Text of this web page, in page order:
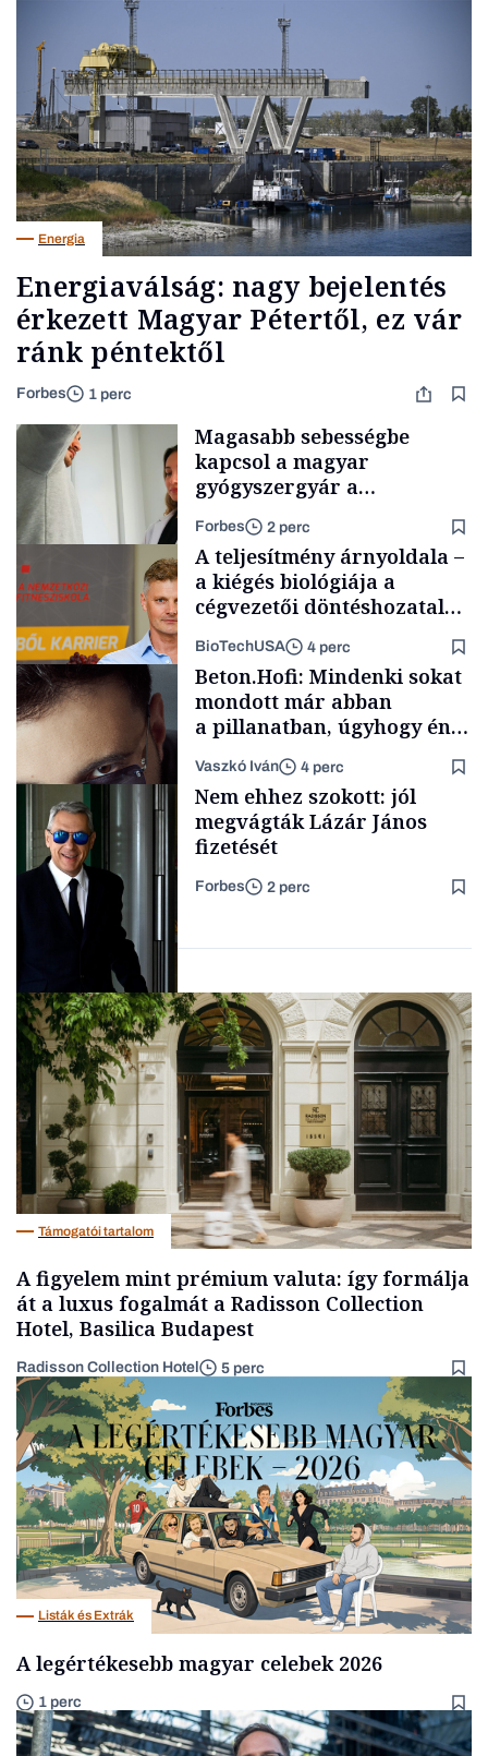
Energia
Energiaválság: nagy bejelentés
érkezett Magyar Pétertől, ez vár
ránk péntektől
Forbes 1 perc
Magyar cégek
Magasabb sebességbe
kapcsol a magyar
gyógyszergyár a
fogyasztószerek piacán
Forbes 2 perc
Content Lab HUB
A teljesítmény árnyoldala –
a kiégés biológiája a
cégvezetői döntéshozatal
BioTechUSA 4 perc
Forbes-sztori
Beton.Hofi: Mindenki sokat
mondott már abban
a pillanatban, úgyhogy én
a legsarkosabb
gondolataimat akartam
kimondani
Vaszkó Iván 4 perc
Politika
Nem ehhez szokott: jól
megvágták Lázár János
fizetését
Forbes 2 perc
Támogatói tartalom
A figyelem mint prémium valuta: így formálja
át a luxus fogalmát a Radisson Collection
Hotel, Basilica Budapest
Radisson Collection Hotel 5 perc
Listák és Extrák
A legértékesebb magyar celebek 2026
1 perc